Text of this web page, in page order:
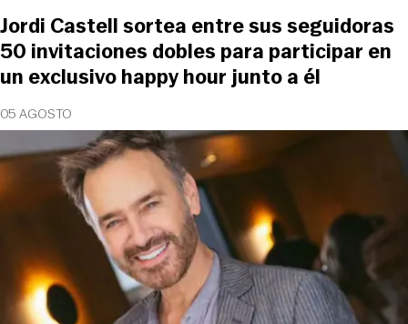
05 AGOSTO
Jordi Castell sortea entre sus seguidoras
50 invitaciones dobles para participar en
un exclusivo happy hour junto a él